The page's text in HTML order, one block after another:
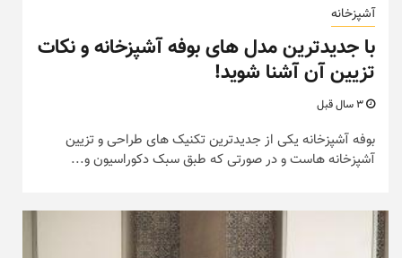
آشپزخانه
با جدیدترین مدل های بوفه آشپزخانه و نکات
تزیین آن آشنا شوید!
بوفه آشپزخانه یکی از جدیدترین تکنیک های طراحی و تزیین
آشپزخانه هاست و در صورتی که طبق سبک دکوراسیون و...